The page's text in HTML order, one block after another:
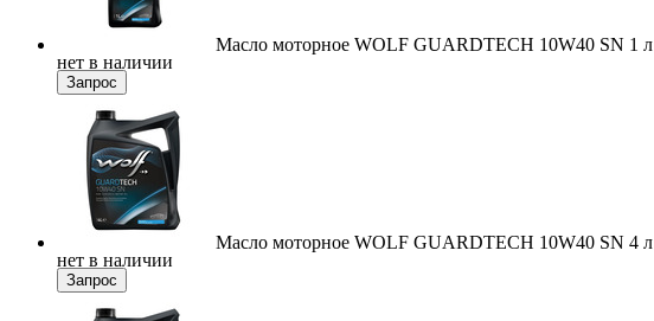
Масло моторное WOLF GUARDTECH 10W40 SN 1 л
нет в наличии
Запрос
Масло моторное WOLF GUARDTECH 10W40 SN 4 л
нет в наличии
Запрос